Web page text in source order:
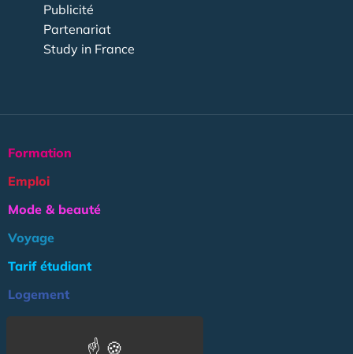
Publicité
Partenariat
Study in France
Formation
Emploi
Mode & beauté
Voyage
Tarif étudiant
Logement